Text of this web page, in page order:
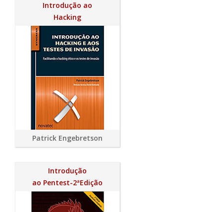
Introdução ao
Hacking
Patrick Engebretson
Introdução
ao Pentest-2ªEdição